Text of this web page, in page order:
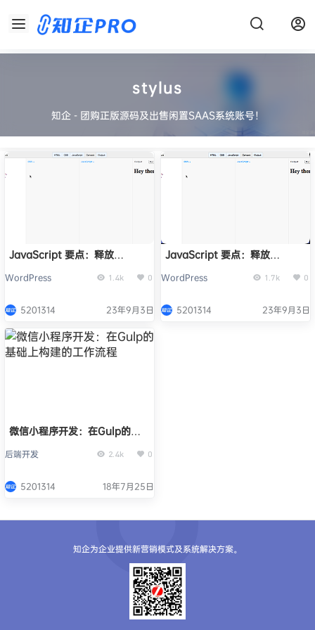
stylus
知企 - 团购正版源码及出售闲置SAAS系统账号！
JavaScript 要点：释放
WordPress 1.4k 0
5201314 23年9月3日
JavaScript 要点：释放
WordPress 1.7k 0
5201314 23年9月3日
微信小程序开发：在Gulp的基
后端开发 2.4k 0
5201314 18年7月25日
知企为企业提供新营销模式及系统解决方案。